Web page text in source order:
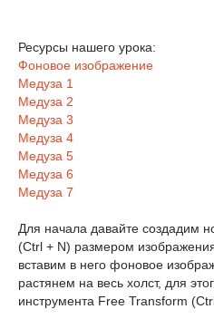
Ресурсы нашего урока:
Фоновое изображение
Медуза 1
Медуза 2
Медуза 3
Медуза 4
Медуза 5
Медуза 6
Медуза 7
Для начала давайте создадим
(Ctrl + N) размером
вставим в него фоновое
растянем на весь холст, для
инструмента Free Transform